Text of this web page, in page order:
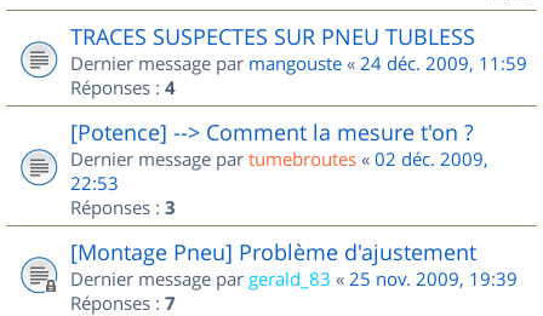
TRACES SUSPECTES SUR PNEU TUBLESS
Dernier message par mangouste « 24 déc. 2009, 11:59
Réponses : 4
[Potence] --> Comment la mesure t'on ?
Dernier message par tumebroutes « 02 déc. 2009,
22:53
Réponses : 3
[Montage Pneu] Problème d'ajustement
Dernier message par gerald_83 « 25 nov. 2009, 19:39
Réponses : 7